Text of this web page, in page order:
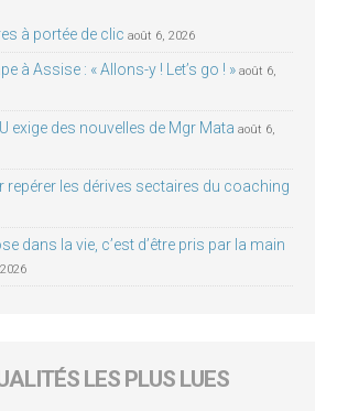
à portée de clic août 6, 2026
à Assise : « Allons-y ! Let’s go ! » août 6,
exige des nouvelles de Mgr Mata août 6,
repérer les dérives sectaires du coaching
dans la vie, c’est d’être pris par la main
LES PLUS LUES